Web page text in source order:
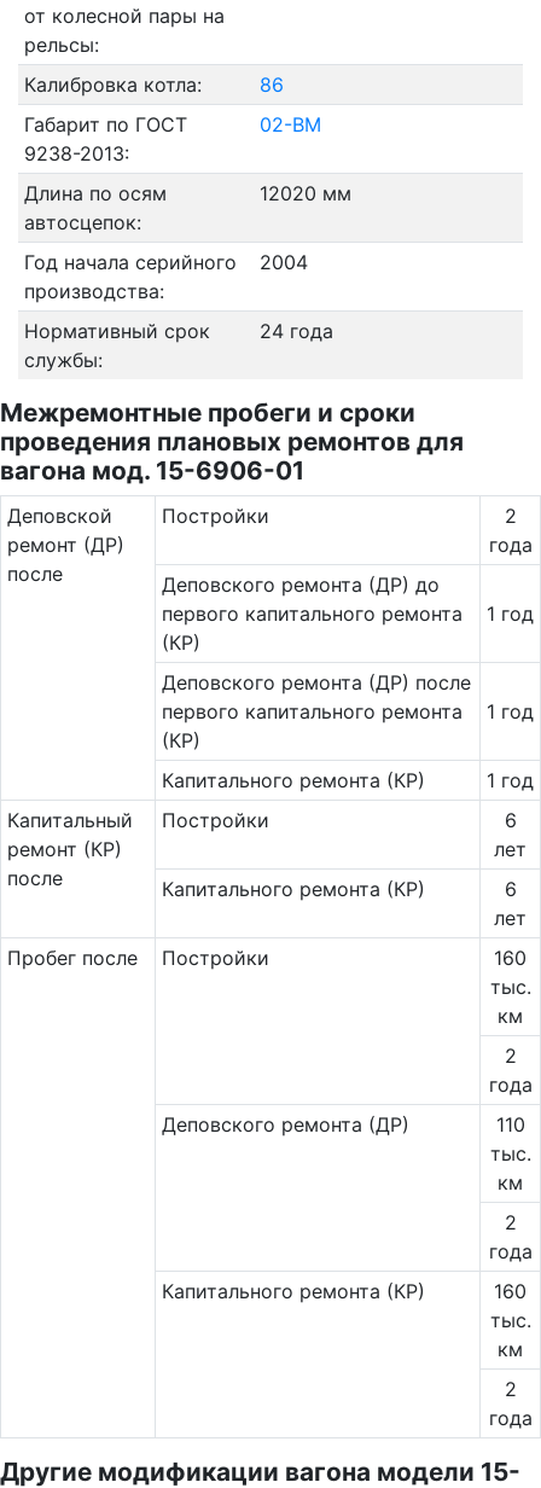
от колесной пары на
рельсы:
Калибровка котла:
86
Габарит по ГОСТ
9238-2013:
02-ВМ
Длина по осям
автосцепок:
12020 мм
Год начала серийного
производства:
2004
Нормативный срок
службы:
24 года
Межремонтные пробеги и сроки
проведения плановых ремонтов для
вагона мод. 15-6906-01
Де­повс­кой
ремонт (ДР)
после
Постройки
2
года
Деповского ремонта (ДР) до
первого капитального ремонта
(КР)
1 год
Деповского ремонта (ДР) после
первого капитального ремонта
(КР)
1 год
Капитального ремонта (КР)
1 год
Ка­пи­таль­ный
ремонт (КР)
после
Постройки
6
лет
Капитального ремонта (КР)
6
лет
Пробег после
Постройки
160
тыс.
км
2
года
Деповского ремонта (ДР)
110
тыс.
км
2
года
Капитального ремонта (КР)
160
тыс.
км
2
года
Другие модификации вагона модели 15-